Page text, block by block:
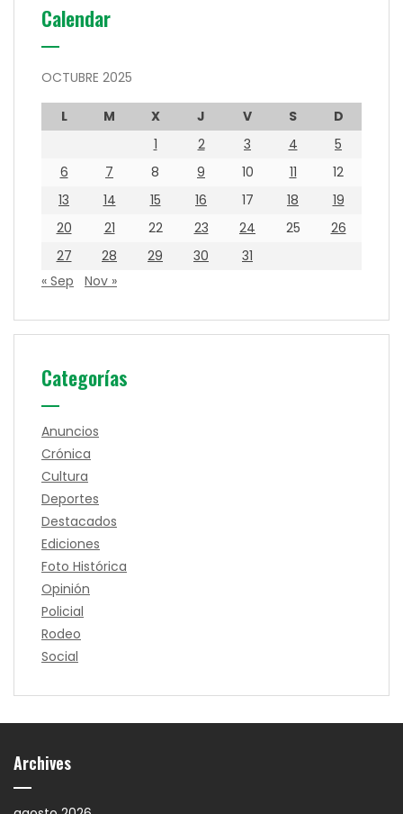
Calendar
OCTUBRE 2025
L M X J V S
D
1
2 3 4
5
6
7 8 9 10 11
12
13
14 15 16 17 18
19
20
21 22 23 24 25
26
27
28 29 30
31
« Sep
Nov »
Categorías
Anuncios
Crónica
Cultura
Deportes
Destacados
Ediciones
Foto Histórica
Opinión
Policial
Rodeo
Social
Archives